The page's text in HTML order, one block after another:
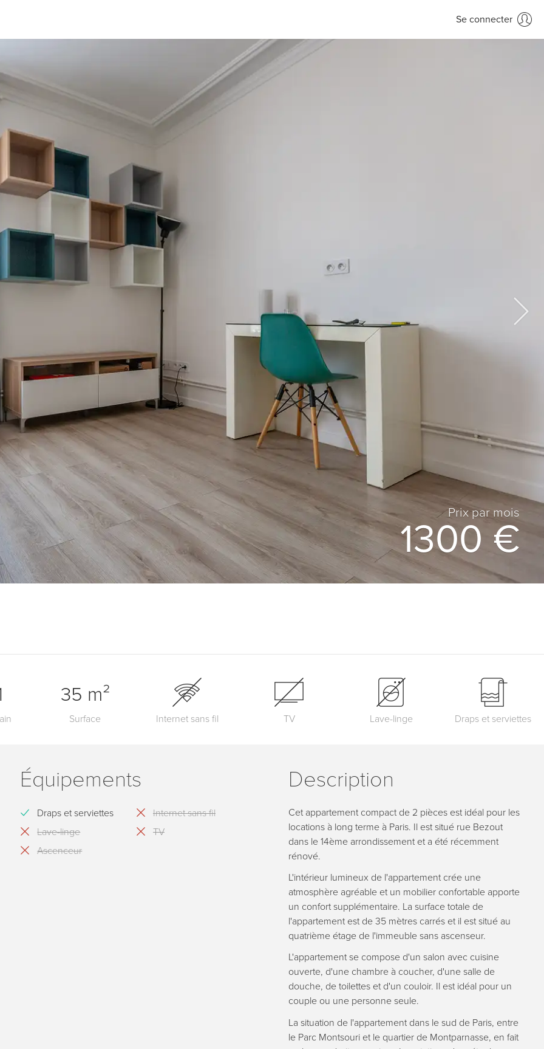
Se connecter
Prix ​​par mois
1300 €
Surface
35 m²
Internet sans fil TV Lave-linge Draps et serviettes
Équipements
Draps et serviettes
Internet sans fil
Lave-linge
TV
Ascenceur
Description
Cet appartement compact de 2 pièces est idéal pour les
locations à long terme à Paris. Il est situé rue Bezout
dans le 14ème arrondissement et a été récemment
rénové.
L'intérieur lumineux de l'appartement crée une
atmosphère agréable et un mobilier confortable apporte
un confort supplémentaire. La surface totale de
l'appartement est de 35 mètres carrés et il est situé au
quatrième étage de l'immeuble sans ascenseur.
L'appartement se compose d'un salon avec cuisine
ouverte, d'une chambre à coucher, d'une salle de
douche, de toilettes et d'un couloir. Il est idéal pour un
couple ou une personne seule.
La situation de l'appartement dans le sud de Paris, entre
le Parc Montsouri et le quartier de Montparnasse, en fait